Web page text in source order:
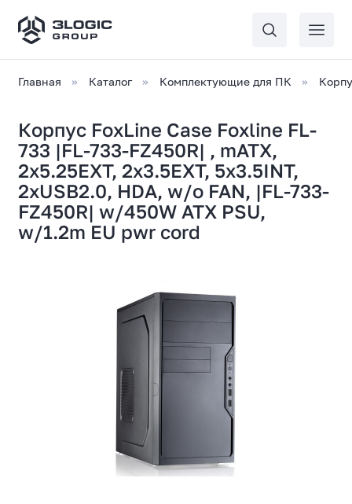
Главная Каталог Комплектующие для ПК
Корпус FoxLine Case Foxline FL-
733 |FL-733-FZ450R| , mATX,
2x5.25EXT, 2x3.5EXT, 5x3.5INT,
2xUSB2.0, HDA, w/o FAN, |FL-733-
FZ450R| w/450W ATX PSU,
w/1.2m EU pwr cord